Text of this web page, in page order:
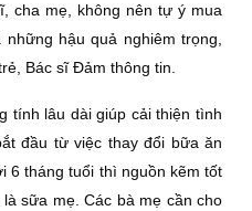
cha mẹ, không nên tự ý mua
hậu quả nghiêm trọng,
Bác sĩ Ðảm thông tin.
tính lâu dài giúp cải thiện tình
đầu từ việc thay đổi bữa ăn
6 tháng tuổi thì nguồn kẽm tốt
sữa mẹ. Các bà mẹ cần cho